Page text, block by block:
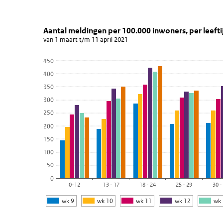
Grafiek 13 april 2021
Sla de grafiek 'Aantal meldingen per 100.000
Aantal meldingen per 100.000
van 1 maart t/m 11 april 2021
Bekijk als data tabel.
De grafiek heeft 1 X-as die categories weergeeft.
De grafiek heeft 1 Y-as die values weergeeft.
Aantal meldingen per 100.000 inwoners, per
van 1 maart t/m 11 april 2021
wk 9 wk 10 wk 11 wk 12 wk
0
50
100
150
200
250
300
350
400
450
0-12 13 - 17 18 - 24 25 - 29 30